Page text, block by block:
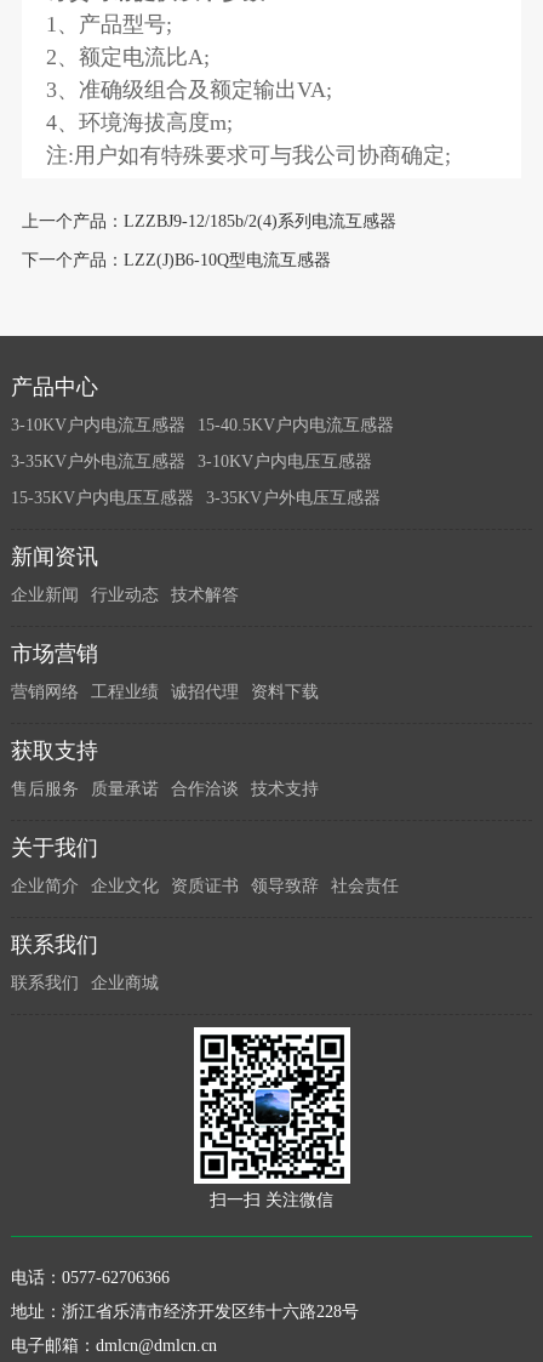
1、产品型号;
2、额定电流比A;
3、准确级组合及额定输出VA;
4、环境海拔高度m;
注:用户如有特殊要求可与我公司协商确定;
上一个产品：LZZBJ9-12/185b/2(4)系列电流互感器
下一个产品：LZZ(J)B6-10Q型电流互感器
产品中心
3-10KV户内电流互感器
15-40.5KV户内电流互感器
3-35KV户外电流互感器
3-10KV户内电压互感器
15-35KV户内电压互感器
3-35KV户外电压互感器
新闻资讯
企业新闻 行业动态 技术解答
市场营销
营销网络 工程业绩 诚招代理 资料下载
获取支持
售后服务 质量承诺 合作洽谈 技术支持
关于我们
企业简介 企业文化 资质证书 领导致辞 社会责任
联系我们
联系我们 企业商城
扫一扫 关注微信
电话：0577-62706366
地址：浙江省乐清市经济开发区纬十六路228号
电子邮箱： dmlcn@dmlcn.cn